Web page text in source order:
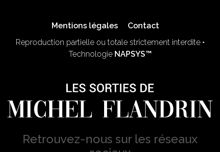
Mentions légales
Contact
Reproduction partielle ou totale strictement interdite •
Technologie NAPSYS™
Retrouvez-nous sur les réseaux